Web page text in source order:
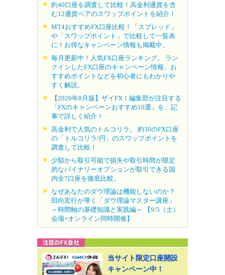
約40口座を調査して比較！高金利通貨を含
む12通貨ペアのスワップポイントを紹介！
MT4おすすめFX口座比較！「スプレッド」
や「スワップポイント」で比較して一覧表
に！お得なキャンペーン情報も掲載中。
毎月更新中！人気FX口座ランキング。 ラン
クインしたFX口座のキャンペーン情報、お
すすめポイントなどを初心者にもわかりや
すく解説。
【2026年8月版】ザイFX！編集部が注目する
「FXのキャンペーンおすすめ10選」を、記
事で詳しく紹介！
高金利で人気のトルコリラ。 約30のFX口座
の「トルコリラ/円」のスワップポイントを
調査して比較！
少額から取引可能で損失や取引時間が限定
的なバイナリーオプションが取引できる国
内全7口座を徹底比較。
なぜあなたのダウ理論は機能しないのか？
田向宏行が導く「ダウ理論マスター講座」
～時間軸の基礎知識と実践編～ 【9/5（土）
会場+オンライン同時開催】
当サイト限定口座開設
キャンペーン中！